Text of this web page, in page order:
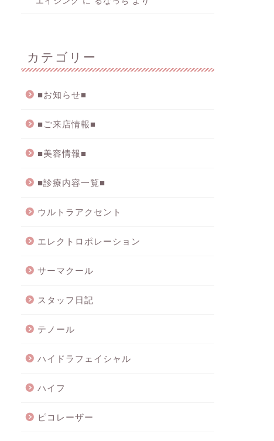
カテゴリー
■お知らせ■
■ご来店情報■
■美容情報■
■診療内容一覧■
ウルトラアクセント
エレクトロポレーション
サーマクール
スタッフ日記
テノール
ハイドラフェイシャル
ハイフ
ピコレーザー